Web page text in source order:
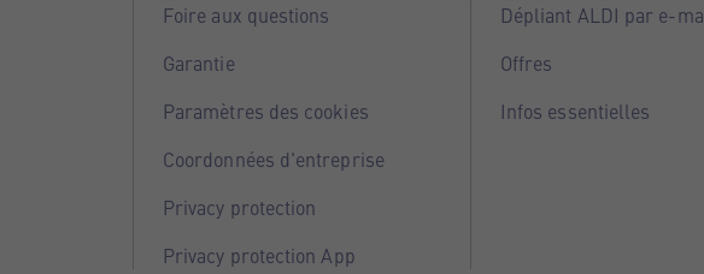
Foire aux questions
Garantie
Paramètres des cookies
Coordonnées d'entreprise
Privacy protection
Privacy protection App
Dépliant ALDI par e-
Offres
Infos essentielles